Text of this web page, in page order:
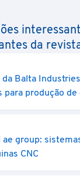
da
da Balta
para produção de
group:
CNC